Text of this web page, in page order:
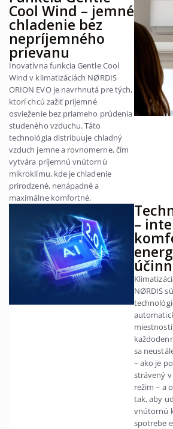
Cool Wind – jemné
chladenie bez
nepríjemného
prievanu
Inovatívna funkcia Gentle Cool
Wind v klimatizáciách NØRDIS
ORION EVO je navrhnutá pre tých,
ktorí chcú zažiť príjemné
osvieženie bez priameho prúdenia
studeného vzduchu. Táto
technológia distribuuje chladný
vzduch jemne a rovnomerne, čím
vytvára príjemnú vnútornú
mikroklímu, kde je chladenie
prirodzené, nenápadné a
maximálne komfortné.
–
NØRDIS
sa
– ako je
strávený
režim – a
tak, aby
vnútornú
spotrebe